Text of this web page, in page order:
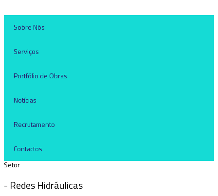
Sobre Nós
Serviços
Portfólio de Obras
Notícias
Recrutamento
Contactos
Setor
- Redes Hidráulicas